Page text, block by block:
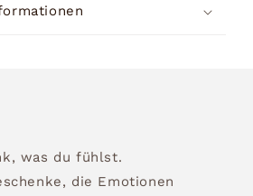
was du fühlst.
die Emotionen